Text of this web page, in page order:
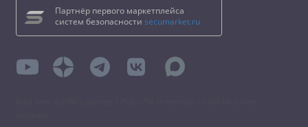
Партнёр первого маркетплейса
систем безопасности secumarket.ru